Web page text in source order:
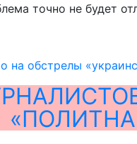
точно не будет
на обстрелы